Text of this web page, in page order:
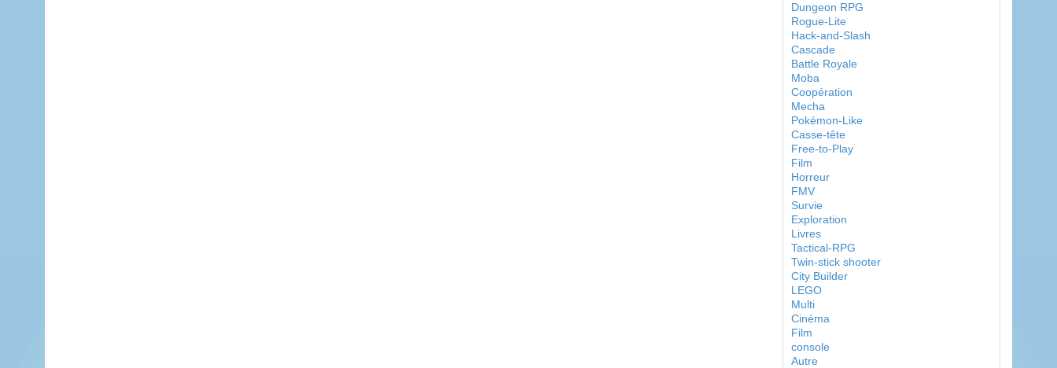
Dungeon RPG
Rogue-Lite
Hack-and-Slash
Cascade
Battle Royale
Moba
Coopération
Mecha
Pokémon-Like
Casse-tête
Free-to-Play
Film
Horreur
FMV
Survie
Exploration
Livres
Tactical-RPG
Twin-stick shooter
City Builder
LEGO
Multi
Cinéma
Film
console
Autre